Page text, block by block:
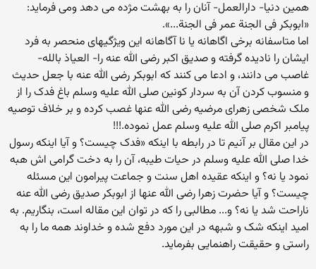
همین دنیا- دارالعمل- آنان را به بهشت مژده می دهد ومی فرماید:
«ابوبکر فی الجنة عمر فی الجنة...».
اما متاسفانه برخی اگاهانه یا نا آگاهانه این ویژگیهای منحصر به فرد
ایشان را نادیده گرفته و صدیق اکبر رضی الله عنه را- العیاذ بالله-
غاصب می دانند، و ادعا می کنند که ابوبکر رضی الله عنه با جعل حدیث
و منسوب کردن آن به سردار کونین صلی الله علیه وسلم باغ فدک را از
ملک شخصی زهرای مرضیه رضی الله عنها غصب کرده و بر خلاف توصیه
پیامبر اکرم صلی الله علیه وسلم عمل نموده.!!!
در این مقال بر آنیم تا در رابطه با اینکه «فدک چیست؟ و آیا اینکه رسول
خدا صلی الله علیه وسلم در حیات طیبه، آن را به دخت گرامی اش هبه
نمود یا نه؟ و اینکه عقیده اهل سنت و جماعت پیرامون این مسئله
چیست؟ و آیا حضرت زهرا رضی الله عنها از ابوبکر صدیق رضی الله عنه
ناراحت شد یا نه؟ و... مطالبی را که در توان این مقاله است، بنگاریم. به
امید اینکه شک و شبهه در این مورد دفع شده و خداوند همه ما را به
راستی و حقیقت راهنمایی بفرماید.